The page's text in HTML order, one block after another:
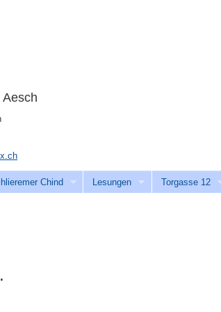
Chind Lesungen Torgasse 12